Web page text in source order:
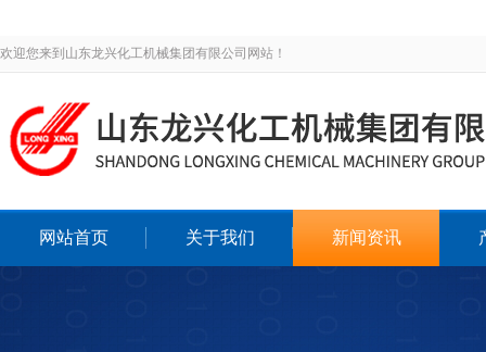
欢迎您来到山东龙兴化工机械集团有限公司网站！
网站首页 关于我们 新闻资讯